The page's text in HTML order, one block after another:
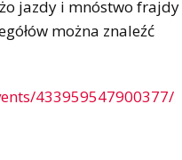
jazdy i mnóstwo frajdy
można znaleźć
433959547900377/